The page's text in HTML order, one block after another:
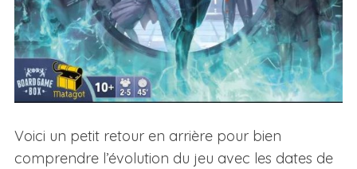
Voici un petit retour en arrière pour bien
comprendre l’évolution du jeu avec les dates de